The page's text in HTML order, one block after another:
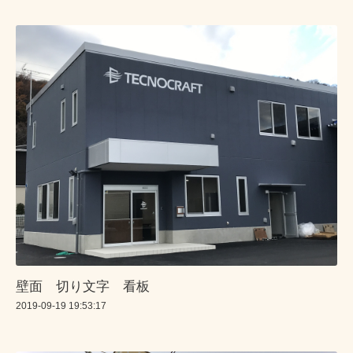
壁面 切り文字 看板
2019-09-19 19:53:17